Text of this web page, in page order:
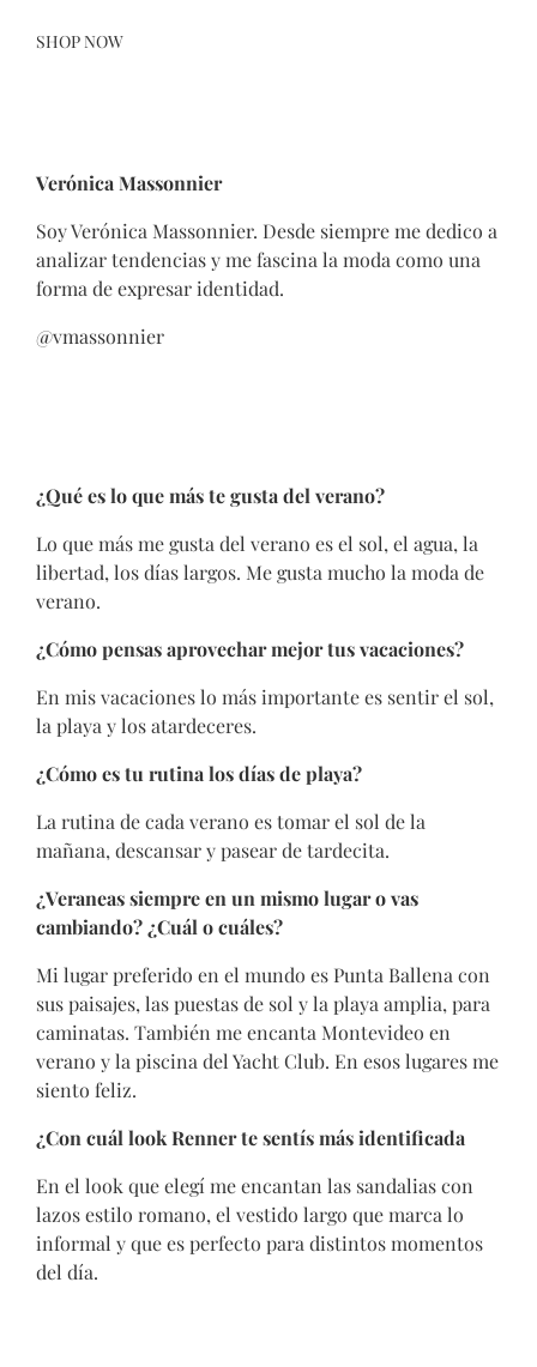
SHOP NOW
Verónica Massonnier
Soy Verónica Massonnier. Desde siempre me dedico a
analizar tendencias y me fascina la moda como una
forma de expresar identidad.
@vmassonnier
¿Qué es lo que más te gusta del verano?
Lo que más me gusta del verano es el sol, el agua, la
libertad, los días largos. Me gusta mucho la moda de
verano.
¿Cómo pensas aprovechar mejor tus vacaciones?
En mis vacaciones lo más importante es sentir el sol,
la playa y los atardeceres.
¿Cómo es tu rutina los días de playa?
La rutina de cada verano es tomar el sol de la
mañana, descansar y pasear de tardecita.
¿Veraneas siempre en un mismo lugar o vas
cambiando? ¿Cuál o cuáles?
Mi lugar preferido en el mundo es Punta Ballena con
sus paisajes, las puestas de sol y la playa amplia, para
caminatas. También me encanta Montevideo en
verano y la piscina del Yacht Club. En esos lugares me
siento feliz.
¿Con cuál look Renner te sentís más identificada
En el look que elegí me encantan las sandalias con
lazos estilo romano, el vestido largo que marca lo
informal y que es perfecto para distintos momentos
del día.